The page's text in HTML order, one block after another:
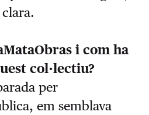
i com ha
col·lectiu?
per
em semblava